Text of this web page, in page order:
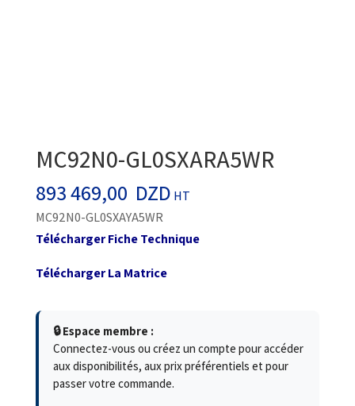
MC92N0-GL0SXARA5WR
893 469,00 DZD HT
MC92N0-GL0SXAYA5WR
Télécharger Fiche Technique
Télécharger La Matrice
🔒 Espace membre :
Connectez-vous ou créez un compte pour accéder
aux disponibilités, aux prix préférentiels et pour
passer votre commande.